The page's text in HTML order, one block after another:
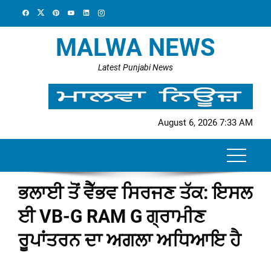
MALWA NEWS
Latest Punjabi News
August 6, 2026 7:33 AM
ਭਲਾਈ ਤੋਂ ਵੈੱਭਵ ਸਿਰਜਣ ਤੱਕ: ਇਸਲ
ਈ VB-G RAM G ਗ੍ਰਾਮੀਣ
ਰੂਪਾਂਤਰਨ ਦਾ ਅਗਲਾ ਅਧਿਆਇ ਹੈ